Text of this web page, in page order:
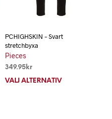
Den
PCHIGHSKIN – Svart
stretchbyxa
Pieces
349.95kr
VÄLJ ALTERNATIV